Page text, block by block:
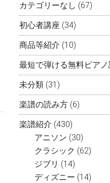
カテゴリーなし (67)
初心者講座 (34)
商品等紹介 (10)
最短で弾ける無料ピアノ
未分類 (31)
楽譜の読み方 (6)
楽譜紹介 (430)
アニソン (30)
クラシック (62)
ジブリ (14)
ディズニー (14)